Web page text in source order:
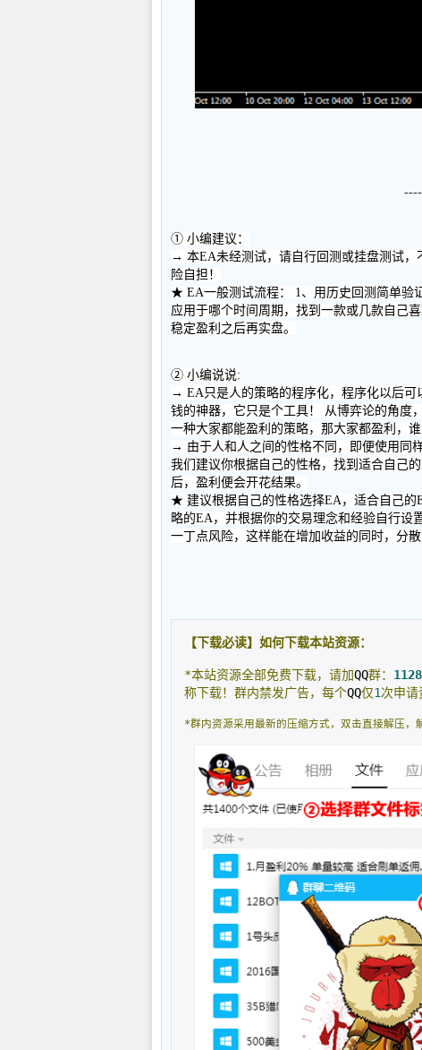
① 小编建议：
→ 本EA未经测试，请自行回测或挂盘测试
险自担！
★ EA一般测试流程： 1、用历史回测简单验
应用于哪个时间周期，找到一款或几款自己
稳定盈利之后再实盘。
② 小编说说:
→ EA只是人的策略的程序化，程序化以后
钱的神器，它只是个工具！ 从博弈论的角度
一种大家都能盈利的策略，那大家都盈利，
→ 由于人和人之间的性格不同，即便使用同
我们建议你根据自己的性格，找到适合自己
后，盈利便会开花结果。
★ 建议根据自己的性格选择EA，适合自己的
略的EA，并根据你的交易理念和经验自行设
一丁点风险，这样能在增加收益的同时，分
【下载必读】如何下载本站资源：
*本站资源全部免费下载，请加QQ群：
称下载！群内禁发广告，每个QQ仅1次申请
*群内资源采用最新的压缩方式，双击直接解压，